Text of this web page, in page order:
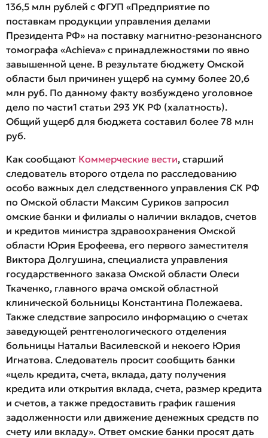
136,5 млн рублей с ФГУП «Предприятие по
поставкам продукции управления делами
Президента РФ» на поставку магнитно-резонансного
томографа «Achieva» с принадлежностями по явно
завышенной цене. В результате бюджету Омской
области был причинен ущерб на сумму более 20,6
млн руб. По данному факту возбуждено уголовное
дело по части1 статьи 293 УК РФ (халатность).
Общий ущерб для бюджета составил более 78 млн
руб.
Как сообщают Коммерческие вести, старший
следователь второго отдела по расследованию
особо важных дел следственного управления СК РФ
по Омской области Максим Суриков запросил
омские банки и филиалы о наличии вкладов, счетов
и кредитов министра здравоохранения Омской
области Юрия Ерофеева, его первого заместителя
Виктора Долгушина, специалиста управления
государственного заказа Омской области Олеси
Ткаченко, главного врача омской областной
клинической больницы Константина Полежаева.
Также следствие запросило информацию о счетах
заведующей рентгенологического отделения
больницы Натальи Василевской и некоего Юрия
Игнатова. Следователь просит сообщить банки
«цель кредита, счета, вклада, дату получения
кредита или открытия вклада, счета, размер кредита
и счетов, а также предоставить график гашения
задолженности или движение денежных средств по
счету или вкладу». Ответ омские банки просят дать